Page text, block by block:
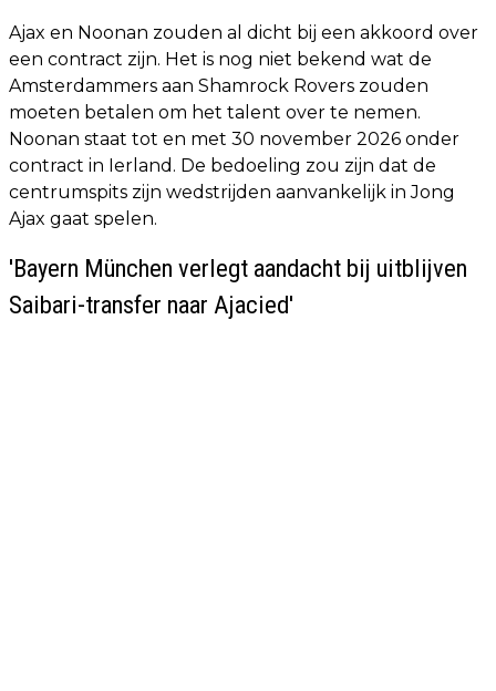
Ajax en Noonan zouden al dicht bij een akkoord over
een contract zijn. Het is nog niet bekend wat de
Amsterdammers aan Shamrock Rovers zouden
moeten betalen om het talent over te nemen.
Noonan staat tot en met 30 november 2026 onder
contract in Ierland. De bedoeling zou zijn dat de
centrumspits zijn wedstrijden aanvankelijk in Jong
Ajax gaat spelen.
'Bayern München verlegt aandacht bij uitblijven
Saibari-transfer naar Ajacied'